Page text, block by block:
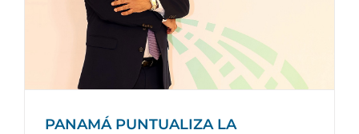
PANAMÁ PUNTUALIZA LA